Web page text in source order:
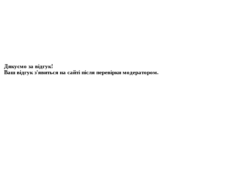
Дякуємо за відгук!
Ваш відгук з'явиться на сайті після перевірки модератором.